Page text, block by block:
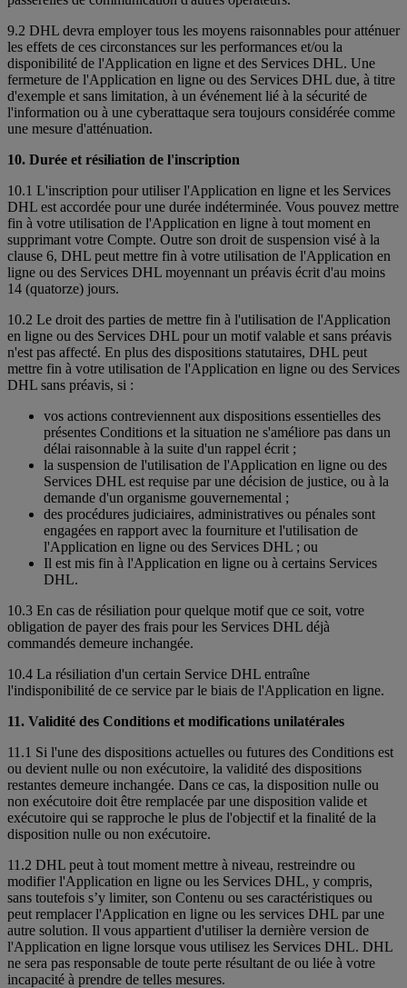
9.2 DHL devra employer tous les moyens raisonnables pour atténuer
les effets de ces circonstances sur les performances et/ou la
disponibilité de l'Application en ligne et des Services DHL. Une
fermeture de l'Application en ligne ou des Services DHL due, à titre
d'exemple et sans limitation, à un événement lié à la sécurité de
l'information ou à une cyberattaque sera toujours considérée comme
une mesure d'atténuation.
10. Durée et résiliation de l'inscription
10.1 L'inscription pour utiliser l'Application en ligne et les Services
DHL est accordée pour une durée indéterminée. Vous pouvez mettre
fin à votre utilisation de l'Application en ligne à tout moment en
supprimant votre Compte. Outre son droit de suspension visé à la
clause 6, DHL peut mettre fin à votre utilisation de l'Application en
ligne ou des Services DHL moyennant un préavis écrit d'au moins
14 (quatorze) jours.
10.2 Le droit des parties de mettre fin à l'utilisation de l'Application
en ligne ou des Services DHL pour un motif valable et sans préavis
n'est pas affecté. En plus des dispositions statutaires, DHL peut
mettre fin à votre utilisation de l'Application en ligne ou des Services
DHL sans préavis, si :
vos actions contreviennent aux dispositions essentielles des
présentes Conditions et la situation ne s'améliore pas dans un
délai raisonnable à la suite d'un rappel écrit ;
la suspension de l'utilisation de l'Application en ligne ou des
Services DHL est requise par une décision de justice, ou à la
demande d'un organisme gouvernemental ;
des procédures judiciaires, administratives ou pénales sont
engagées en rapport avec la fourniture et l'utilisation de
l'Application en ligne ou des Services DHL ; ou
Il est mis fin à l'Application en ligne ou à certains Services
DHL.
10.3 En cas de résiliation pour quelque motif que ce soit, votre
obligation de payer des frais pour les Services DHL déjà
commandés demeure inchangée.
10.4 La résiliation d'un certain Service DHL entraîne
l'indisponibilité de ce service par le biais de l'Application en ligne.
11. Validité des Conditions et modifications unilatérales
11.1 Si l'une des dispositions actuelles ou futures des Conditions est
ou devient nulle ou non exécutoire, la validité des dispositions
restantes demeure inchangée. Dans ce cas, la disposition nulle ou
non exécutoire doit être remplacée par une disposition valide et
exécutoire qui se rapproche le plus de l'objectif et la finalité de la
disposition nulle ou non exécutoire.
11.2 DHL peut à tout moment mettre à niveau, restreindre ou
modifier l'Application en ligne ou les Services DHL, y compris,
sans toutefois s’y limiter, son Contenu ou ses caractéristiques ou
peut remplacer l'Application en ligne ou les services DHL par une
autre solution. Il vous appartient d'utiliser la dernière version de
l'Application en ligne lorsque vous utilisez les Services DHL. DHL
ne sera pas responsable de toute perte résultant de ou liée à votre
incapacité à prendre de telles mesures.